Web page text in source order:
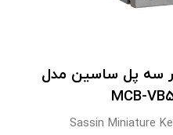
16 آمپر سه پل ساسین مدل
MCB-
Sassin Miniature